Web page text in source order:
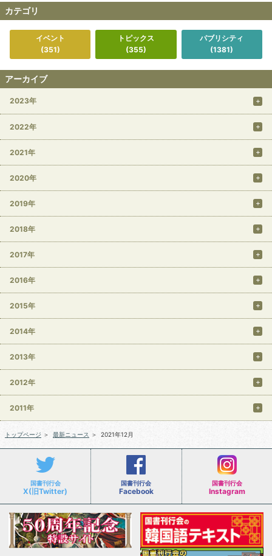
カテゴリ
イベント
(351)
トピックス
(355)
パブリシティ
(1381)
アーカイブ
2023年
2022年
2021年
2020年
2019年
2018年
2017年
2016年
2015年
2014年
2013年
2012年
2011年
トップページ ＞ 最新ニュース ＞ 2021年12月
国書刊行会
X(旧Twitter)
国書刊行会
Facebook
国書刊行会
Instagram